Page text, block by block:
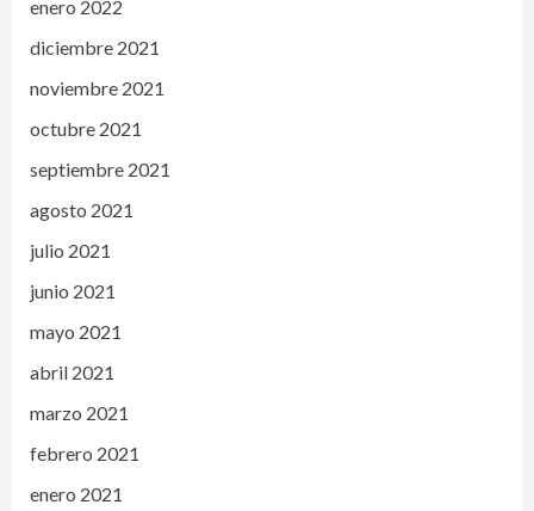
enero 2022
diciembre 2021
noviembre 2021
octubre 2021
septiembre 2021
agosto 2021
julio 2021
junio 2021
mayo 2021
abril 2021
marzo 2021
febrero 2021
enero 2021